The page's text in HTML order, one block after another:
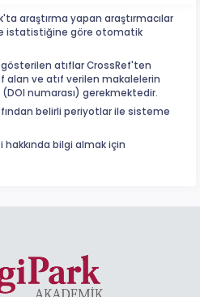
araştırma yapan araştırmacılar
istatistiğine göre otomatik
atıflar CrossRef'ten
alan ve atıf verilen makalelerin
(DOI numarası) gerekmektedir.
belirli periyotlar ile sisteme
hakkında bilgi almak için